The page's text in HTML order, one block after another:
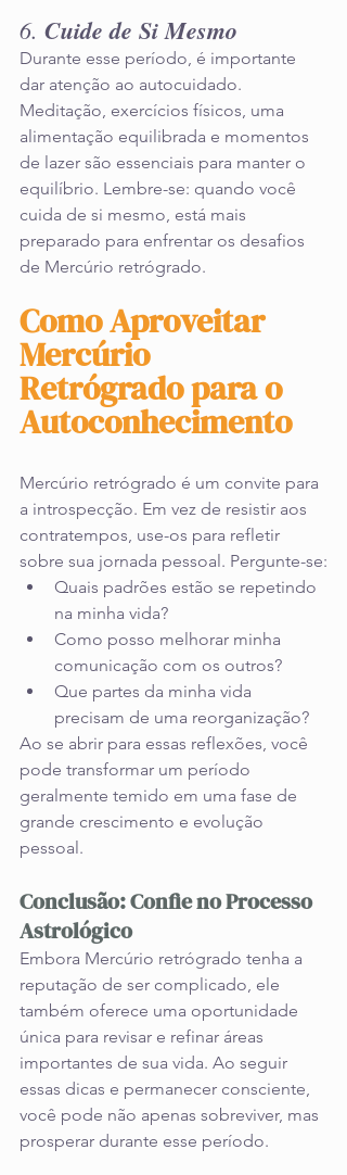
6. Cuide de Si Mesmo
Durante esse período, é importante
dar atenção ao autocuidado.
Meditação, exercícios físicos, uma
alimentação equilibrada e momentos
de lazer são essenciais para manter o
equilíbrio. Lembre-se: quando você
cuida de si mesmo, está mais
preparado para enfrentar os desafios
de Mercúrio retrógrado.
Como Aproveitar
Mercúrio
Retrógrado para o
Autoconhecimento
Mercúrio retrógrado é um convite para
a introspecção. Em vez de resistir aos
contratempos, use-os para refletir
sobre sua jornada pessoal. Pergunte-se:
Quais padrões estão se repetindo
na minha vida?
Como posso melhorar minha
comunicação com os outros?
Que partes da minha vida
precisam de uma reorganização?
Ao se abrir para essas reflexões, você
pode transformar um período
geralmente temido em uma fase de
grande crescimento e evolução
pessoal.
Conclusão: Confie no Processo
Astrológico
Embora Mercúrio retrógrado tenha a
reputação de ser complicado, ele
também oferece uma oportunidade
única para revisar e refinar áreas
importantes de sua vida. Ao seguir
essas dicas e permanecer consciente,
você pode não apenas sobreviver, mas
prosperar durante esse período.